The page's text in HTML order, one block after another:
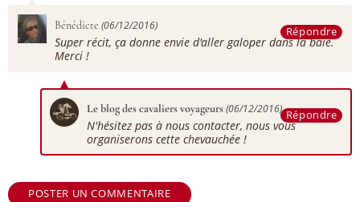
Bénédicte (06/12/2016) Répondre
Super récit, ça donne envie d'aller galoper dans la baie.
Merci !
Le blog des cavaliers voyageurs (06/12/2016) Répondre
N'hésitez pas à nous contacter, nous vous
organiserons cette chevauchée !
POSTER UN COMMENTAIRE